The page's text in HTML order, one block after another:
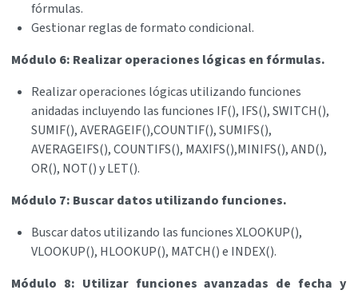
fórmulas.
Gestionar reglas de formato condicional.
Módulo 6: Realizar operaciones lógicas en fórmulas.
Realizar operaciones lógicas utilizando funciones
anidadas incluyendo las funciones IF(), IFS(), SWITCH(),
SUMIF(), AVERAGEIF(),COUNTIF(), SUMIFS(),
AVERAGEIFS(), COUNTIFS(), MAXIFS(),MINIFS(), AND(),
OR(), NOT() y LET().
Módulo 7: Buscar datos utilizando funciones.
Buscar datos utilizando las funciones XLOOKUP(),
VLOOKUP(), HLOOKUP(), MATCH() e INDEX().
Módulo 8: Utilizar funciones avanzadas de fecha y